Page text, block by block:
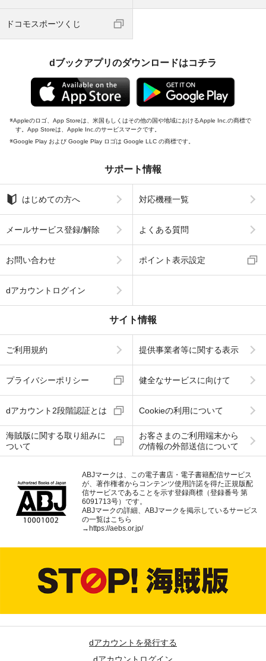
ドコモスポーツくじ
dブックアプリのダウンロードはコチラ
Appleのロゴ、App Storeは、米国もしくはその他の国や地域におけるApple Inc.の商標で
す。App Storeは、Apple Inc.のサービスマークです。
Google Play および Google Play ロゴは Google LLC の商標です。
サポート情報
はじめての方へ 対応機種一覧
メールサービス登録/解除 よくある質問
お問い合わせ ポイント表示設定
dアカウントログイン
サイト情報
ご利用規約 提供事業者等に関する表示
プライバシーポリシー 健全なサービスに向けて
dアカウント2段階認証とは Cookieの利用について
海賊版に関する取り組みに
ついて
お客さまのご利用端末から
の情報の外部送信について
ABJマークは、この電子書店・電子書籍配信サービス
が、著作権者からコンテンツ使用許諾を得た正規版配
信サービスであることを示す登録商標（登録番号 第
6091713号）です。
ABJマークの詳細、ABJマークを掲示しているサービス
の一覧はこちら
→ https://aebs.or.jp/
dアカウントを発行する